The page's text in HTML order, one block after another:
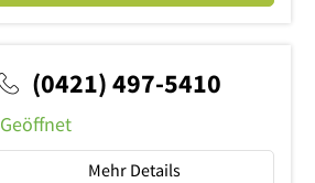
(0421) 497-5410
Geöffnet
Mehr Details